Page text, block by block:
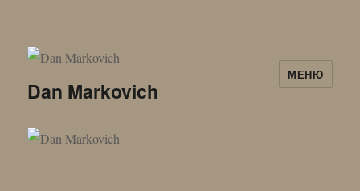
Dan Markovich
МЕНЮ